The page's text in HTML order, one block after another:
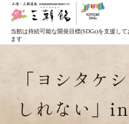
当館は持続可能な開発目標(SDGs)を支援して
ます
「ヨシタケ
しれない」